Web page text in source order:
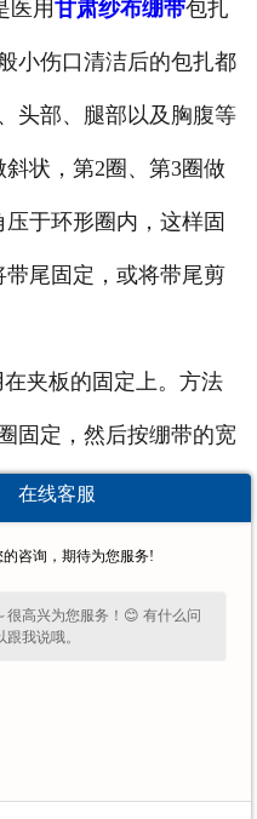
用甘肃纱布绷带包扎
小伤口清洁后的包扎都
头部、腿部以及胸腹等
状，第2圈、第3圈做
于环形圈内，这样固
尾固定，或将带尾剪
夹板的固定上。方法
固定，然后按绷带的宽
成。
的地方，如胳膊等。其
扎方法进行包扎，然后
之一或者三分之二的方
。
在线客服
的咨询，期待为您服务!
很高兴为您服务！😊 有什么问
跟我说哦。